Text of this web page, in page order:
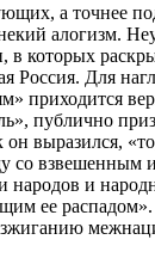
а точнее
алогизм.
в которых
Россия. Для
приходится
публично
выразился,
со
и
ее